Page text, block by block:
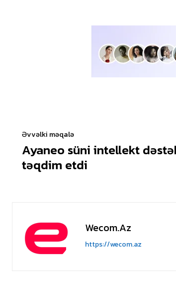
Əvvəlki məqalə
Ayaneo süni intellekt
təqdim etdi
Wecom.az
https://wecom.az